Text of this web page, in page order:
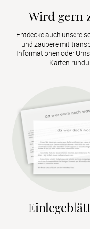
Wird gern
Entdecke auch unsere
und zaubere mit
Informationen oder
Karten